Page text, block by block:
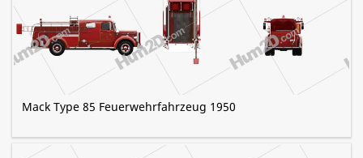
Mack Type 85 Feuerwehrfahrzeug 1950